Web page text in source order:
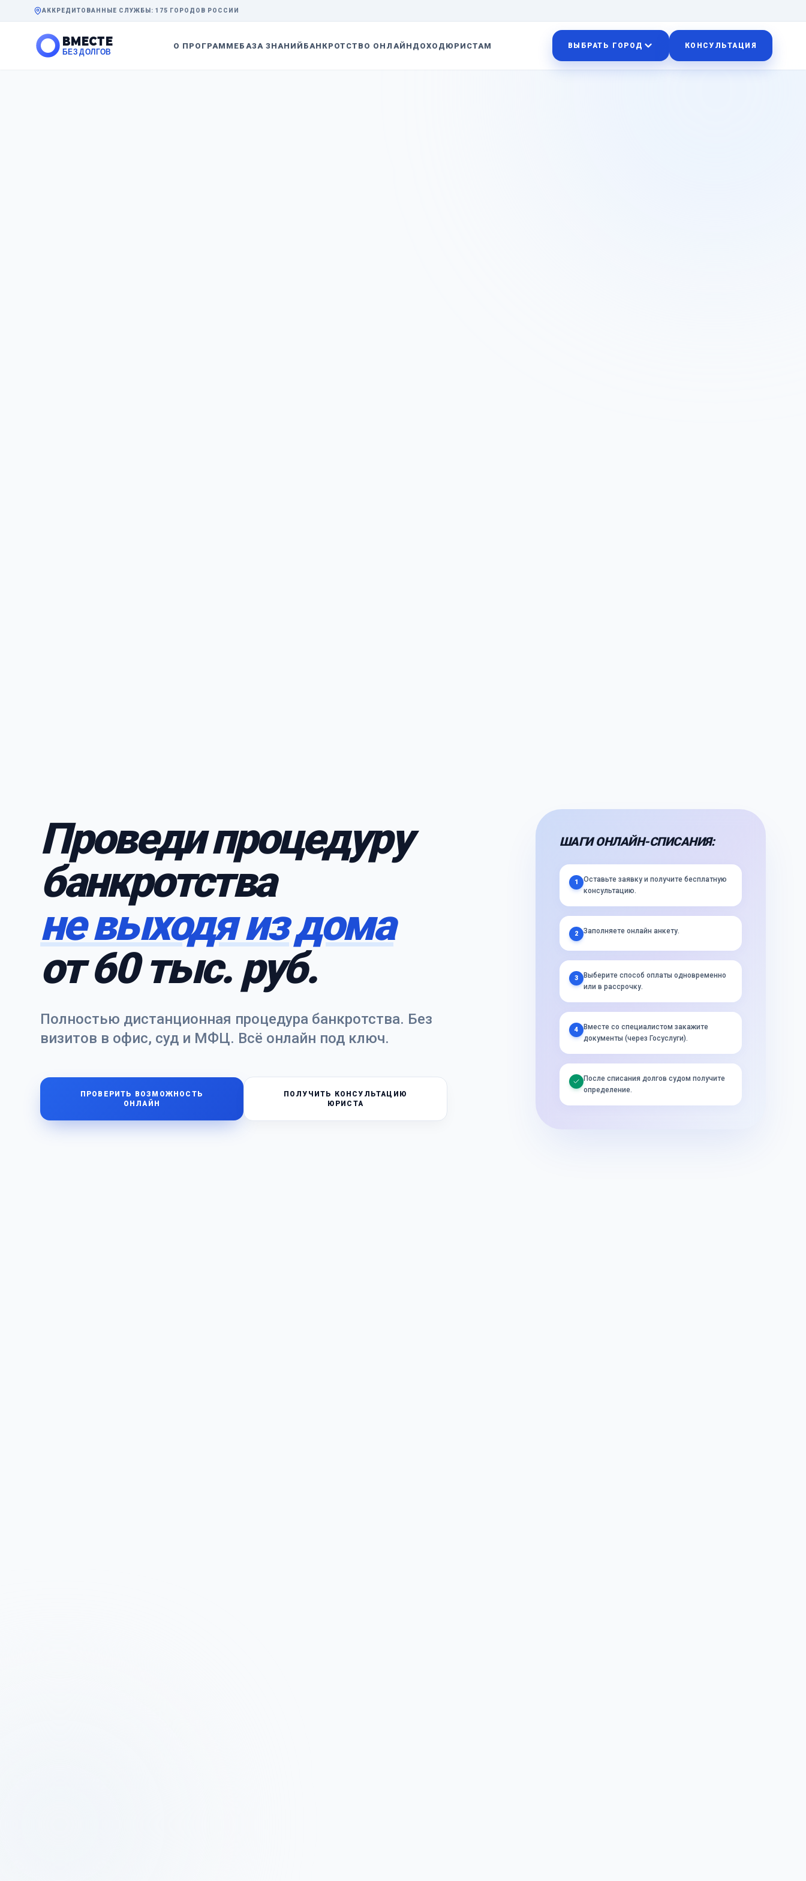
АККРЕДИТОВАННЫЕ СЛУЖБЫ: 175 ГОРОДОВ РОССИИ
ВМЕСТЕ
БЕЗ ДОЛГОВ
О ПРОГРАММЕБАЗА ЗНАНИЙ БАНКРОТСТВО ОНЛАЙН ДОХОД ЮРИСТАМ ВЫБРАТЬ ГОРОД КОНСУЛЬТАЦИЯ
Проведи процедуру
банкротства
не выходя из дома
от 60 тыс. руб.
Полностью дистанционная процедура банкротства. Без
визитов в офис, суд и МФЦ. Всё онлайн под ключ.
ПРОВЕРИТЬ ВОЗМОЖНОСТЬ
ОНЛАЙН
ПОЛУЧИТЬ КОНСУЛЬТАЦИЮ
ЮРИСТА
ШАГИ ОНЛАЙН-СПИСАНИЯ:
1
Оставьте заявку и получите бесплатную
консультацию.
2 Заполняете онлайн анкету.
3
Выберите способ оплаты одновременно
или в рассрочку.
4
Вместе со специалистом закажите
документы (через Госуслуги).
После списания долгов судом получите
определение.